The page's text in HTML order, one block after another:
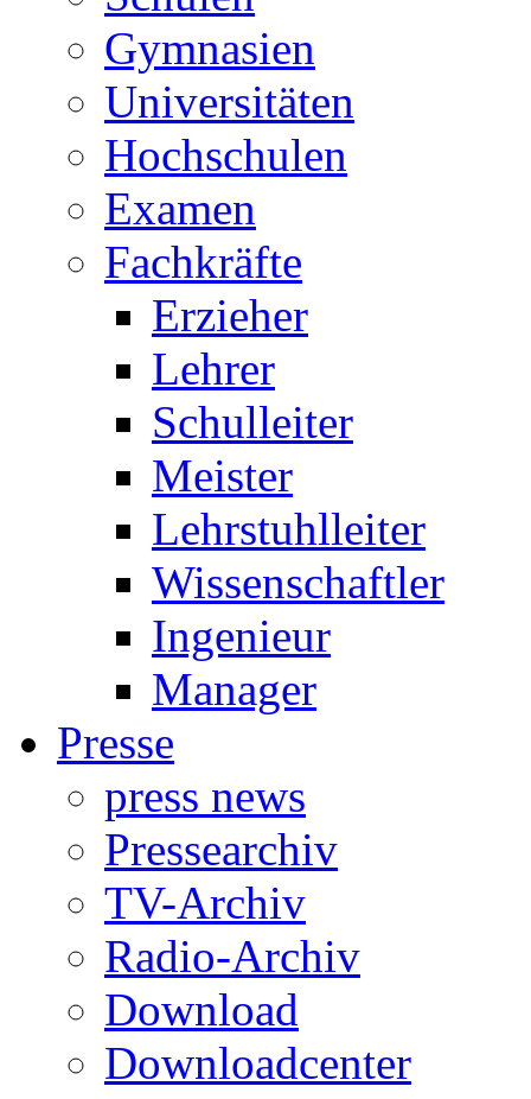
Gymnasien
Universitäten
Hochschulen
Examen
Fachkräfte
Erzieher
Lehrer
Schulleiter
Meister
Lehrstuhlleiter
Wissenschaftler
Ingenieur
Manager
Presse
press news
Pressearchiv
TV-Archiv
Radio-Archiv
Download
Downloadcenter